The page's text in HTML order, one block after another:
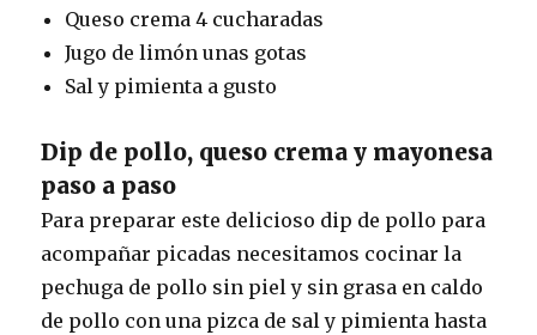
Queso crema 4 cucharadas
Jugo de limón unas gotas
Sal y pimienta a gusto
Dip de pollo, queso crema y mayonesa
paso a paso
Para preparar este delicioso dip de pollo para
acompañar picadas necesitamos cocinar la
pechuga de pollo sin piel y sin grasa en caldo
de pollo con una pizca de sal y pimienta hasta